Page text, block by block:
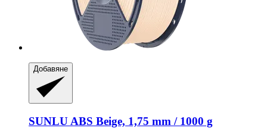
Добавяне
SUNLU ABS Beige, 1,75 mm / 1000 g